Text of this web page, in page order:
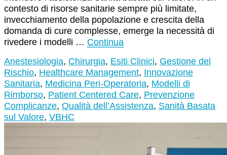
contesto di risorse sanitarie sempre più limitate,
invecchiamento della popolazione e crescita della
domanda di cure complesse, emerge la necessità di
rivedere i modelli … Continua
Anestesiologia, Chirurgia, Esiti Clinici, Gestione del
Rischio, Healthcare Management, Innovazione
Sanitaria, Medicina Peri-Operatoria, Modelli di
Rimborso, Patient Centered Care, Prevenzione
Complicanze, Qualità dell’Assistenza, Sanità Basata
sul Valore, VBHC